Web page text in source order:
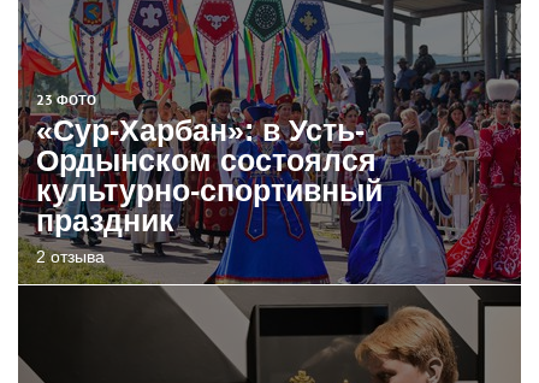
23 ФОТО
«Сур-Харбан»: в Усть-
Ордынском состоялся
культурно-спортивный
праздник
2 отзыва